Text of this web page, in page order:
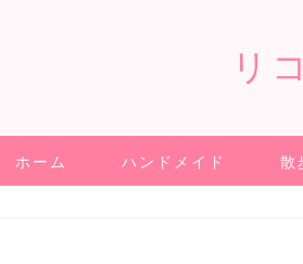
リ
ホーム ハンドメイド 散